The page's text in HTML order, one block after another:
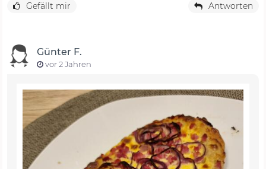
Gefällt mir Antworten
Günter F.
vor 2 Jahren